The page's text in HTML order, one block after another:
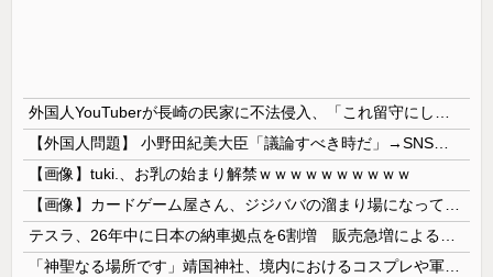
【画像】tuki.、お乳の始まり解禁ｗｗｗｗｗｗｗｗｗｗ